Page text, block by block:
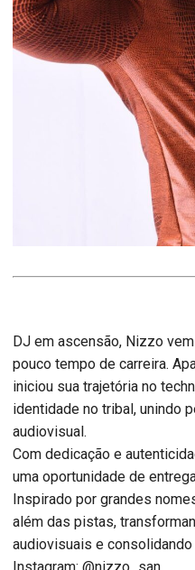
DJ em ascensão, Nizzo
pouco tempo de carreira.
iniciou sua trajetória no
identidade no tribal, unindo
audiovisual.
Com dedicação e
uma oportunidade de
Inspirado por grandes
além das pistas,
audiovisuais e